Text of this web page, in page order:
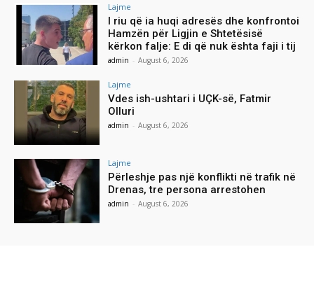
Lajme
I riu që ia huqi adresës dhe konfrontoi
Hamzën për Ligjin e Shtetësisë
kërkon falje: E di që nuk ështa faji i tij
admin - August 6, 2026
Lajme
Vdes ish-ushtari i UÇK-së, Fatmir
Olluri
admin - August 6, 2026
Lajme
Përleshje pas një konflikti në trafik në
Drenas, tre persona arrestohen
admin - August 6, 2026